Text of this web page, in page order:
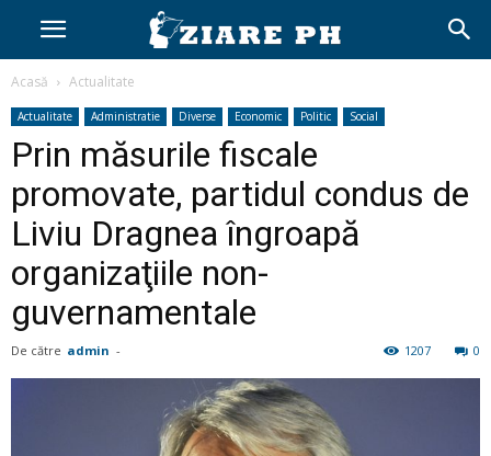
Acasă Actualitate
Actualitate Administratie Diverse Economic Politic Social
Prin măsurile fiscale
promovate, partidul condus de
Liviu Dragnea îngroapă
organizaţiile non-
guvernamentale
De către admin - 0
1207